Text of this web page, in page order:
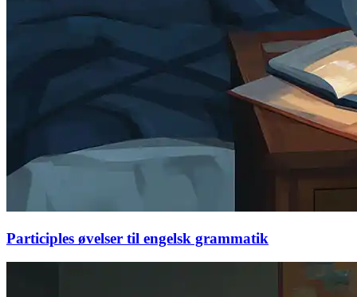
Participles øvelser til engelsk grammatik